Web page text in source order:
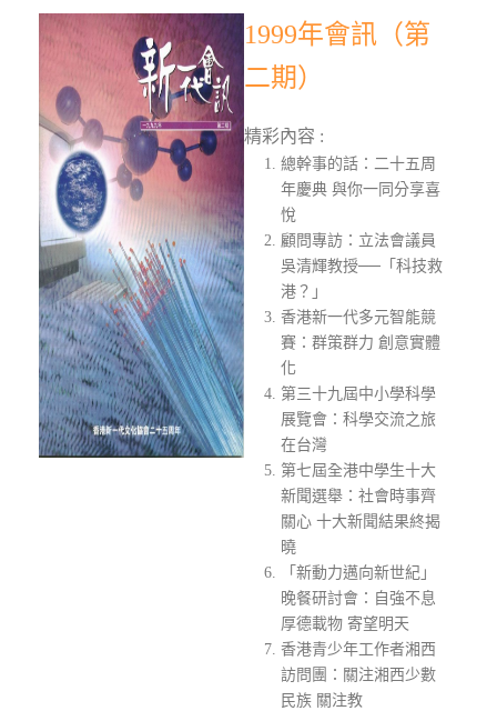
1999年會訊（第
二期）
精彩內容 :
總幹事的話：二十五周
年慶典 與你一同分享喜
悅
顧問專訪：立法會議員
吳清輝教授──「科技救
港？」
香港新一代多元智能競
賽：群策群力 創意實體
化
第三十九屆中小學科學
展覽會：科學交流之旅
在台灣
第七屆全港中學生十大
新聞選舉：社會時事齊
關心 十大新聞結果終揭
曉
「新動力邁向新世紀」
晚餐研討會：自強不息
厚德載物 寄望明天
香港青少年工作者湘西
訪問團：關注湘西少數
民族 關注教